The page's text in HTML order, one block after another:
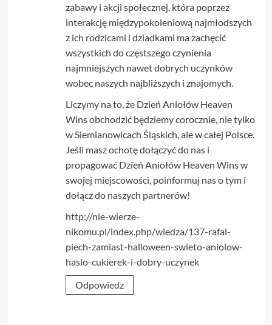
zabawy i akcji społecznej, która poprzez
interakcję międzypokoleniową najmłodszych
z ich rodzicami i dziadkami ma zachęcić
wszystkich do częstszego czynienia
najmniejszych nawet dobrych uczynków
wobec naszych najbliższych i znajomych.
Liczymy na to, że Dzień Aniołów Heaven
Wins obchodzić będziemy corocznie, nie tylko
w Siemianowicach Śląskich, ale w całej Polsce.
Jeśli masz ochotę dołączyć do nas i
propagować Dzień Aniołów Heaven Wins w
swojej miejscowości, poinformuj nas o tym i
dołącz do naszych partnerów!
http://nie-wierze-
nikomu.pl/index.php/wiedza/137-rafal-
piech-zamiast-halloween-swieto-aniolow-
haslo-cukierek-i-dobry-uczynek
Odpowiedz